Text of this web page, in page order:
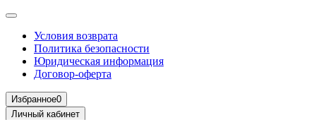
Условия возврата
Политика безопасности
Юридическая информация
Договор-оферта
Избранное0
Личный кабинет